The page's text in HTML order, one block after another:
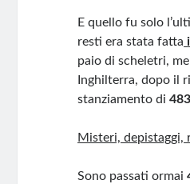
E quello fu solo
resti era stata fatta
paio di scheletri,
Inghilterra, dopo il
stanziamento di
Misteri, depistaggi,
Sono passati ormai